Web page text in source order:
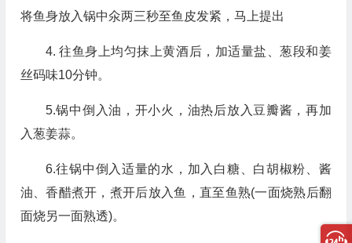
将鱼身放入锅中氽两三秒至鱼皮发紧，马上提出
4. 往鱼身上均匀抹上黄酒后，加适量盐、葱段和姜
丝码味10分钟。
5.锅中倒入油，开小火，油热后放入豆瓣酱，再加
入葱姜蒜。
6.往锅中倒入适量的水，加入白糖、白胡椒粉、酱
油、香醋煮开，煮开后放入鱼，直至鱼熟(一面烧熟后翻
面烧另一面熟透)。